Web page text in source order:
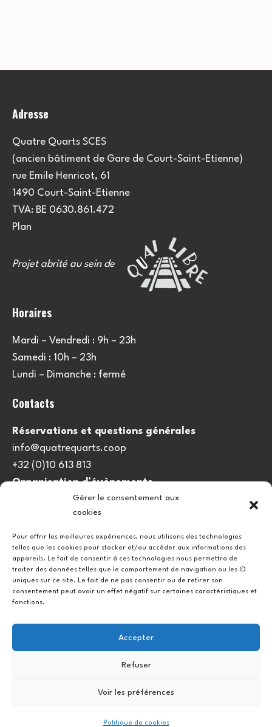
Gérer le consentement aux
cookies
Pour offrir les meilleures expériences, nous utilisons des technologies
telles que les cookies pour stocker et/ou accéder aux informations des
appareils. Le fait de consentir à ces technologies nous permettra de
traiter des données telles que le comportement de navigation ou les ID
uniques sur ce site. Le fait de ne pas consentir ou de retirer son
consentement peut avoir un effet négatif sur certaines caractéristiques et
fonctions.
Accepter
Refuser
Voir les préférences
Politique de cookies
Adresse
Quatre Quarts SCES
(ancien bâtiment de Gare de Court-Saint-Etienne)
rue Emile Henricot, 61
1490 Court-Saint-Etienne
TVA: BE 0630.861.472
Plan
Projet abrité au sein de
Horaires
Mardi – Vendredi : 9h – 23h
Samedi : 10h – 23h
Lundi – Dimanche : fermé
Contacts
Réservations et questions générales
info@quatrequarts.coop
+32 (0)10 613 813
Organisation d’évènements
viedulieu@quatrequarts.coop
Politique de cookies (UE)